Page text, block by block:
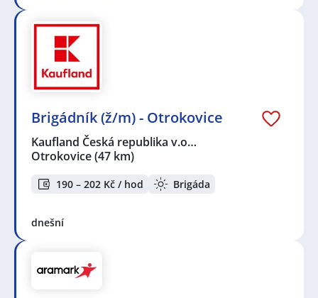
Brigádník (ž/m) - Otrokovice
Kaufland Česká republika v.o…
Otrokovice(47 km)
190 – 202 Kč / hod Brigáda
dnešní